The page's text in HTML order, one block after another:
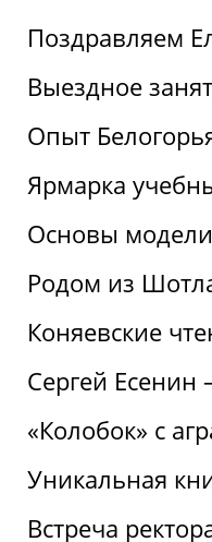
Поздравляем
Выездное
Опыт
Ярмарка
Основы
Родом из
Коняевские
Сергей Есенин
«Колобок» с
Уникальная
Встреча